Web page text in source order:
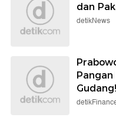
dan
detikNews
Pangan
Gudang!